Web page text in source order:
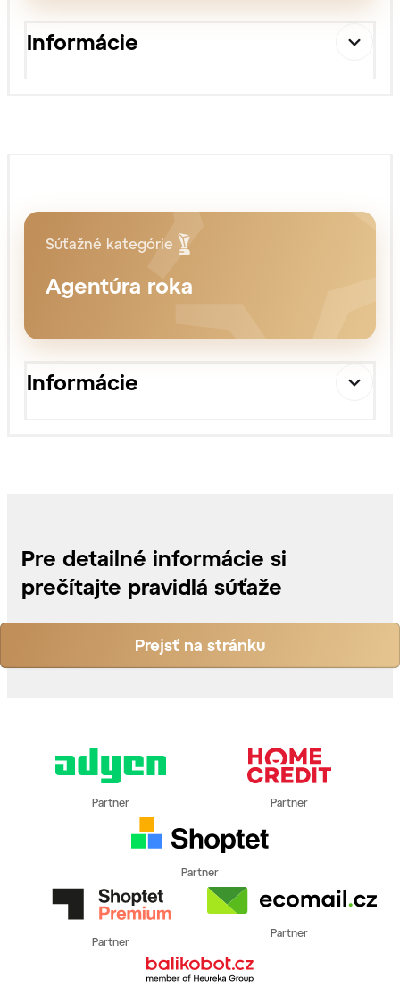
Informácie
Súťažné kategórie
Agentúra roka
Informácie
Pre detailné informácie si
prečítajte pravidlá súťaže
Prejsť na stránku
Partner Partner
Partner
Partner
Partner